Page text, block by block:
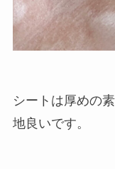
シートは厚めの
地良いです。